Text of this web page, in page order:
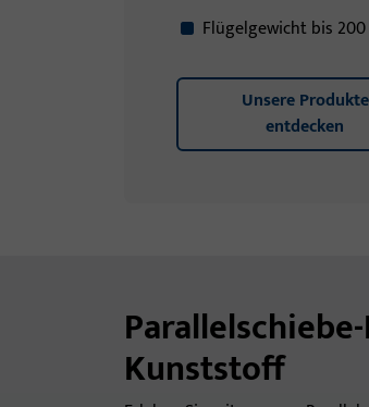
Flügelgewicht bis
Unsere Produkte
entdecken
Kunststoff